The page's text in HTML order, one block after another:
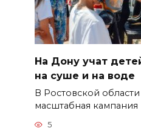
На Дону учат
на суше и на воде
В Ростовской
масштабная кампания
5